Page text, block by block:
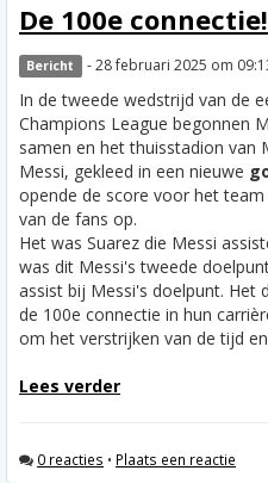
De 100e connectie!
Bericht - 28 februari 2025 om
In de tweede wedstrijd van de
Champions League begonnen
samen en het thuisstadion van
Messi, gekleed in een nieuwe
opende de score voor het
van de fans op.
Het was Suarez die Messi
was dit Messi's tweede
assist bij Messi's doelpunt. Het
de 100e connectie in hun
om het verstrijken van de tijd
Lees verder
0 reacties • Plaats een reactie